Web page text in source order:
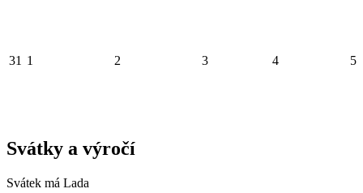
31 1 2 3 4 5
Svátky a výročí
Svátek má Lada